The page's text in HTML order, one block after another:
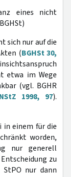
eines nicht
sich nur auf die
(BGHSt 30,
etwa im Wege
(vgl. BGHR
NStZ 1998, 97).
in einem für die
worden,
nur generell
zu
StPO nur dann